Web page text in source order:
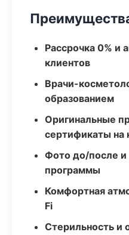
Рассрочка 0% и
клиентов
Врачи-
образованием
Оригинальные
сертификаты на
Фото до/после и
программы
Комфортная
Fi
Стерильность и